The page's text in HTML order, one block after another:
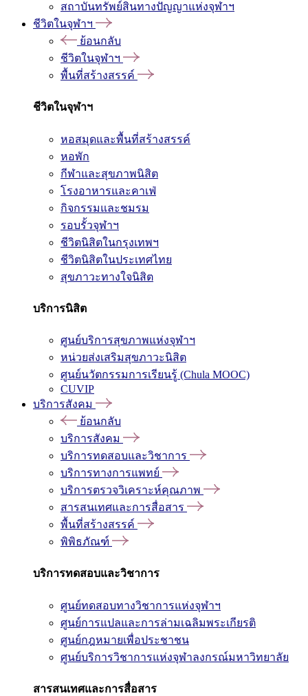
สถาบันทรัพย์สินทางปัญญาแห่งจุฬาฯ
ชีวิตในจุฬาฯ
ย้อนกลับ
ชีวิตในจุฬาฯ
พื้นที่สร้างสรรค์
ชีวิตในจุฬาฯ
หอสมุดและพื้นที่สร้างสรรค์
หอพัก
กีฬาและสุขภาพนิสิต
โรงอาหารและคาเฟ่
กิจกรรมและชมรม
รอบรั้วจุฬาฯ
ชีวิตนิสิตในกรุงเทพฯ
ชีวิตนิสิตในประเทศไทย
สุขภาวะทางใจนิสิต
บริการนิสิต
ศูนย์บริการสุขภาพแห่งจุฬาฯ
หน่วยส่งเสริมสุขภาวะนิสิต
ศูนย์นวัตกรรมการเรียนรู้ (Chula MOOC)
CUVIP
บริการสังคม
ย้อนกลับ
บริการสังคม
บริการทดสอบและวิชาการ
บริการทางการแพทย์
บริการตรวจวิเคราะห์คุณภาพ
สารสนเทศและการสื่อสาร
พื้นที่สร้างสรรค์
พิพิธภัณฑ์
บริการทดสอบและวิชาการ
ศูนย์ทดสอบทางวิชาการแห่งจุฬาฯ
ศูนย์การแปลและการล่ามเฉลิมพระเกียรติ
ศูนย์กฎหมายเพื่อประชาชน
ศูนย์บริการวิชาการแห่งจุฬาลงกรณ์มหาวิทยาลัย
สารสนเทศและการสื่อสาร